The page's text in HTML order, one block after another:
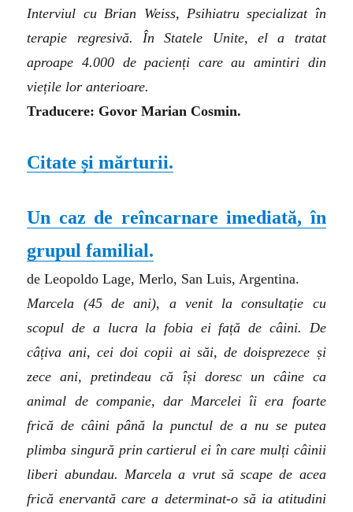
Interviul cu Brian Weiss, Psihiatru specializat în
terapie regresivă. În Statele Unite, el a tratat
aproape 4.000 de pacienți care au amintiri din
viețile lor anterioare.
Traducere: Govor Marian Cosmin.
Citate și mărturii.
Un caz de reîncarnare imediată, în
grupul familial.
de Leopoldo Lage, Merlo, San Luis, Argentina.
Marcela (45 de ani), a venit la consultație cu
scopul de a lucra la fobia ei față de câini. De
câțiva ani, cei doi copii ai săi, de doisprezece și
zece ani, pretindeau că își doresc un câine ca
animal de companie, dar Marcelei îi era foarte
frică de câini până la punctul de a nu se putea
plimba singură prin cartierul ei în care mulți câinii
liberi abundau. Marcela a vrut să scape de acea
frică enervantă care a determinat-o să ia atitudini